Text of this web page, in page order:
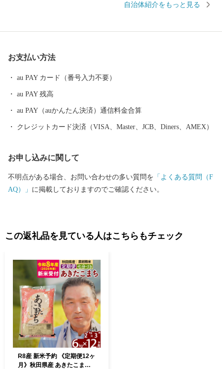
照らす景色、冬景色、春の芝桜の景色などなど、を楽しみなが
多くの特産品があります。また、最近は、気軽に山歩きができる
辺町へ来ていただけることをお待ちしております。
自治体紹介をもっと見る
お支払い方法
au PAY カード（番号入力不要）
au PAY 残高
au PAY（auかんたん決済）通信料金合算
クレジットカード決済（VISA、Master、JCB、Diners、AMEX）
お申し込みに関して
不明点がある場合、お問い合わせの多い質問を 「よくある質問（F
AQ）」 に掲載しておりますのでご確認ください。
この返礼品を見ている人はこちらもチェック
R8産 新米予約 《定期便12ヶ
月》秋田県産 あきたこまち 6